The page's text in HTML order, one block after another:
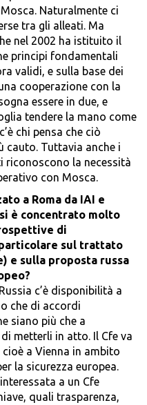
Naturalmente ci
tra gli alleati. Ma
nel 2002 ha istituito il
principi fondamentali
validi, e sulla base dei
cooperazione con la
essere in due, e
tendere la mano come
chi pensa che ciò
cauto. Tuttavia anche i
riconoscono la necessità
con Mosca.
a Roma da IAI e
è concentrato molto
di
particolare sul trattato
e sulla proposta russa
c’è disponibilità a
che di accordi
siano più che a
metterli in atto. Il Cfe va
a Vienna in ambito
la sicurezza europea.
a un Cfe
quali trasparenza,